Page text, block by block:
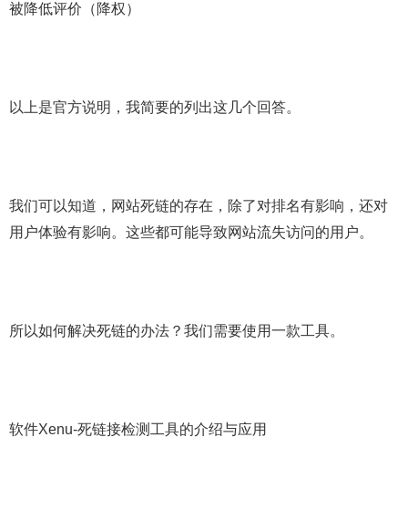
被降低评价（降权）
以上是官方说明，我简要的列出这几个回答。
我们可以知道，网站死链的存在，除了对排名有影响，还对
用户体验有影响。这些都可能导致网站流失访问的用户。
所以如何解决死链的办法？我们需要使用一款工具。
软件Xenu-死链接检测工具的介绍与应用